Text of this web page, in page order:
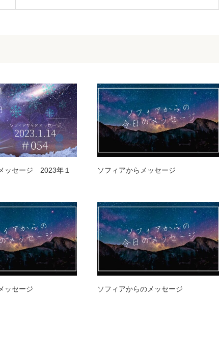
ッセージ 2023年１
ソフィアからメッセージ
ッセージ ソフィアからのメッセージ